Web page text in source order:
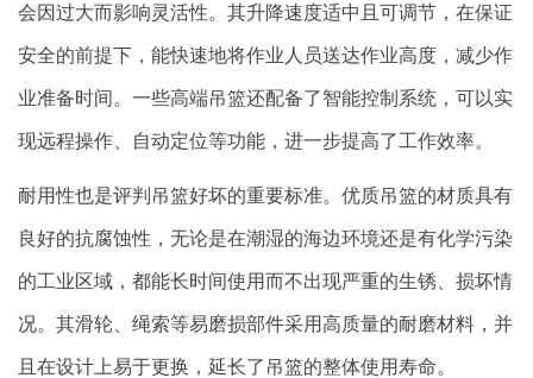
会因过大而影响灵活性。其升降速度适中且可调节，在保证
安全的前提下，能快速地将作业人员送达作业高度，减少作
业准备时间。一些高端吊篮还配备了智能控制系统，可以实
现远程操作、自动定位等功能，进一步提高了工作效率。
耐用性也是评判吊篮好坏的重要标准。优质吊篮的材质具有
良好的抗腐蚀性，无论是在潮湿的海边环境还是有化学污染
的工业区域，都能长时间使用而不出现严重的生锈、损坏情
况。其滑轮、绳索等易磨损部件采用高质量的耐磨材料，并
且在设计上易于更换，延长了吊篮的整体使用寿命。